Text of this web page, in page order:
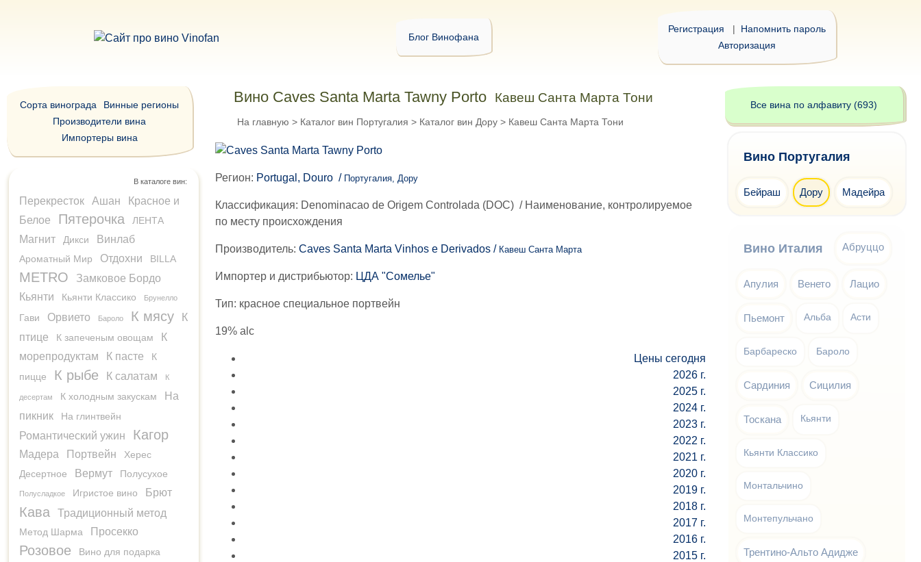
Блог Винофана
Регистрация | Напомнить пароль
Авторизация
Вино Caves Santa Marta Tawny Porto Кавеш Санта Марта Тони
На главную > Каталог вин Португалия > Каталог вин Дору >Кавеш Санта Марта Тони
Регион: Portugal, Douro / Португалия, Дору
Классификация: Denominacao de Origem Controlada (DOC) / Наименование, контролируемое
по месту происхождения
Производитель: Caves Santa Marta Vinhos e Derivados / Кавеш Санта Марта
Импортер и дистрибьютор: ЦДА "Сомелье"
Тип: красное специальное портвейн
19% alc
Цены сегодня
2026 г.
2025 г.
2024 г.
2023 г.
2022 г.
2021 г.
2020 г.
2019 г.
2018 г.
2017 г.
2016 г.
2015 г.
Сорта винограда
Винные регионы
Производители вина
Импортеры вина
В каталоге вин:
Перекресток Ашан
Красное и
Белое
Пятерочка ЛЕНТА
Магнит Дикси Винлаб
Ароматный Мир Отдохни BILLA
METRO
Замковое Бордо
Кьянти
Кьянти Классико Брунелло
Гави Орвието Бароло К мясу
К
птице
К запеченым овощам
К
морепродуктам
К пасте
К
пицце
К рыбе К салатам К
десертам К холодным закускам
На
пикник
На глинтвейн
Романтический ужин Кагор
Мадера Портвейн
Херес
Десертное
Вермут Полусухое
Полусладкое Игристое вино Брют
Кава Традиционный метод
Метод Шарма Просекко
Розовое
Вино для подарка
Все вина по алфавиту (693)
Вино Италия Абруццо
Апулия Венето Лацио
Пьемонт Альба Асти
Барбареско Бароло
Сардиния Сицилия
Тоскана Кьянти
Кьянти Классико
Монтальчино
Монтепульчано
Трентино-Альто Адидже
Вино Португалия
Бейраш Дору Мадейра